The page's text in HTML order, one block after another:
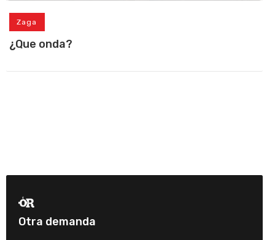
Zaga
¿Que onda?
Otra demanda